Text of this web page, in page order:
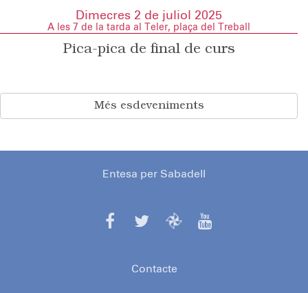
Dimecres 2 de juliol 2025
A les 7 de la tarda al Teler, plaça del Treball
Pica-pica de final de curs
Més esdeveniments
Entesa per Sabadell
Contacte